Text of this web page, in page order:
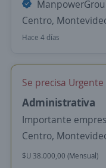
Centro,
Hace 4 días
Se precisa Urgente
Administrativa
Importante
Centro,
$U 38.000,00 (Mensual)